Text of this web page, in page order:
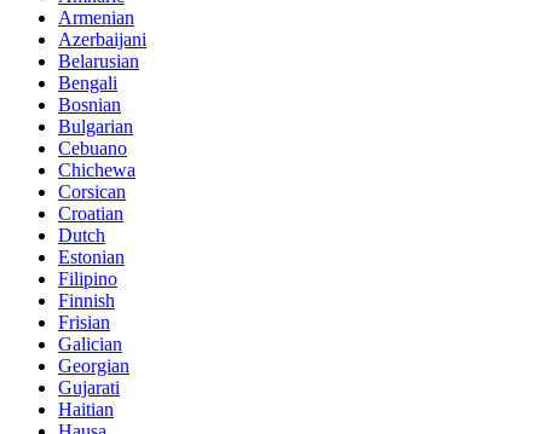
Armenian
Azerbaijani
Belarusian
Bengali
Bosnian
Bulgarian
Cebuano
Chichewa
Corsican
Croatian
Dutch
Estonian
Filipino
Finnish
Frisian
Galician
Georgian
Gujarati
Haitian